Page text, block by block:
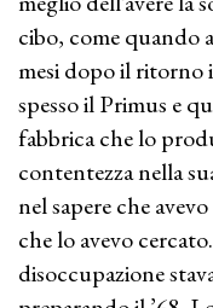
cibo, come quando
mesi dopo il ritorno
spesso il Primus e
fabbrica che lo
contentezza nella
nel sapere che
che lo avevo
disoccupazione